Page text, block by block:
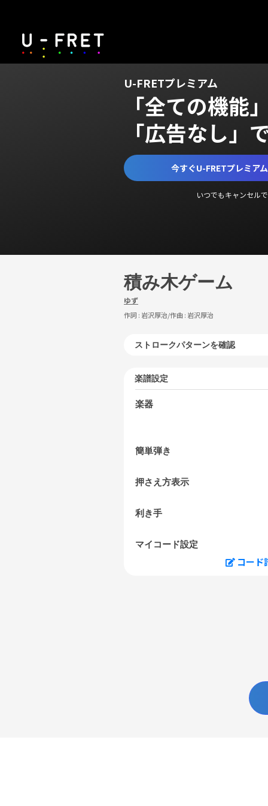
U-FRETプレミアム
「全ての機能
「広告なし」
今すぐU-FRETプレミア
いつでもキャンセル
積み木ゲーム
ゆず
作詞 : 岩沢厚治/作曲 : 岩沢厚治
ストロークパターンを確認
楽譜設定
楽器
簡単弾き
押さえ方表示
利き手
マイコード設定
コード